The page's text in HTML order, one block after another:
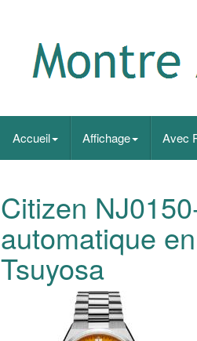
Accueil Affichage Avec
Citizen
automatique
Tsuyosa